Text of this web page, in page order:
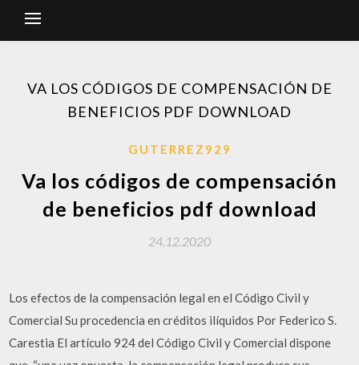
VA LOS CÓDIGOS DE COMPENSACIÓN DE
BENEFICIOS PDF DOWNLOAD
GUTERREZ929
Va los códigos de compensación
de beneficios pdf download
24.12.2020
Los efectos de la compensación legal en el Código Civil y
Comercial Su procedencia en créditos ilíquidos Por Federico S.
Carestia El artículo 924 del Código Civil y Comercial dispone